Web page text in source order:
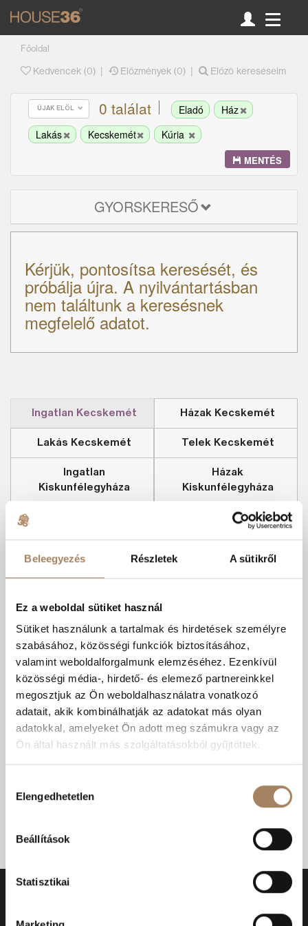
Beleegyezés Részletek A sütikről
Ez a weboldal sütiket használ
Sütiket használunk a tartalmak és hirdetések személyre
szabásához, közösségi funkciók biztosításához,
valamint weboldalforgalmunk elemzéséhez. Ezenkívül
közösségi média-, hirdető- és elemező partnereinkkel
megosztjuk az Ön weboldalhasználatra vonatkozó
adatait, akik kombinálhatják az adatokat más olyan
adatokkal, amelyeket Ön adott meg számukra vagy az
Ön által használt más szolgáltatásokból gyűjtöttek.
kiválasztása
Elengedhetetlen
Beállítások
Statisztikai
Főoldal
Kedvencek (0) | Előzmények (0) | Előző kereséseim
ÚJAK ELÖL 0 találat Eladó
Ház
Lakás
Kecskemét Kúria
MENTÉS
GYORSKERESŐ
Kérjük, pontosítsa keresését, és
próbálja újra. A nyilvántartásban
nem találtunk a keresésnek
megfelelő adatot.
Ingatlan Kecskemét Házak Kecskemét
Lakás Kecskemét Telek Kecskemét
Ingatlan
Kiskunfélegyháza
Házak
Kiskunfélegyháza
Lakás Kiskunfélegyháza Telek Kiskunfélegyháza
Kiadó Ház Kecskemét
Eladó Ház Kecskemét
Eladó ingatlan Kecskemét
Eladó üzlethelyiség Kecskemét
Kiadó Lakás Kecskemét